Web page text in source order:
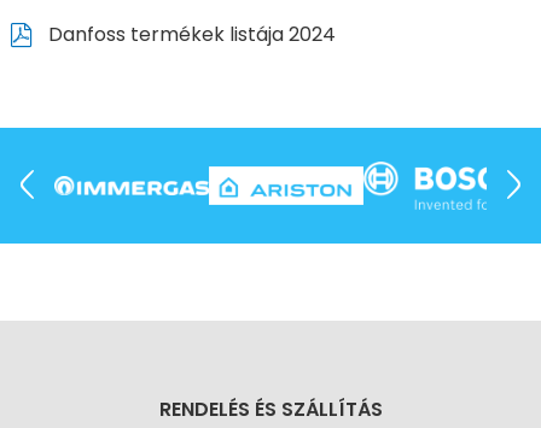
Danfoss termékek listája 2024
RENDELÉS ÉS SZÁLLÍTÁS